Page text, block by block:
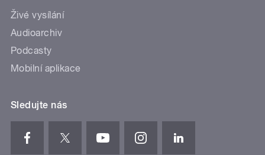
Živé vysílání
Audioarchiv
Podcasty
Mobilní aplikace
Sledujte nás